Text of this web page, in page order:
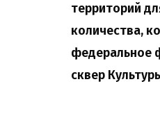
территорий
количества,
федеральное
сквер